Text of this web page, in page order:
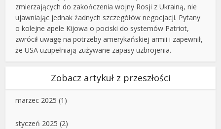
zmierzających do zakończenia wojny Rosji z Ukrainą, nie
ujawniając jednak żadnych szczegółów negocjacji. Pytany
o kolejne apele Kijowa o pociski do systemów Patriot,
zwrócił uwagę na potrzeby amerykańskiej armii i zapewnił,
że USA uzupełniają zużywane zapasy uzbrojenia.
Zobacz artykuł z przeszłości
marzec 2025 (1)
styczeń 2025 (2)